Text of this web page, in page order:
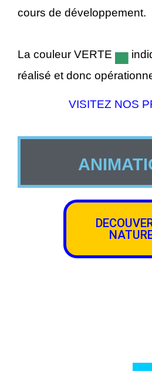
cours de développement.
La couleur VERTE ▄
réalisé et donc
VISITEZ NOS